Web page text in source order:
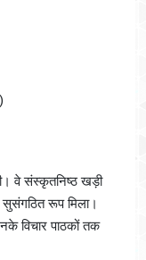
वे संस्कृतनिष्ठ खड़ी
सुसंगठित रूप मिला।
विचार पाठकों तक